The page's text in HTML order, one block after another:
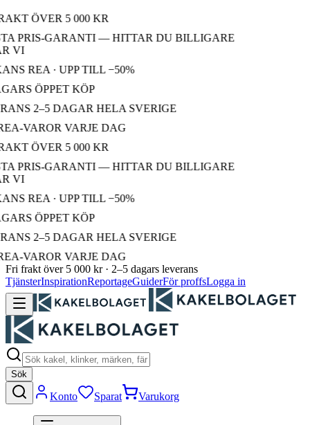
ÖVER 5 000 KR
PRIS-GARANTI — HITTAR DU BILLIGARE
VI
REA · UPP TILL −50%
ÖPPET KÖP
2–5 DAGAR HELA SVERIGE
VAROR VARJE DAG
ÖVER 5 000 KR
PRIS-GARANTI — HITTAR DU BILLIGARE
VI
REA · UPP TILL −50%
ÖPPET KÖP
2–5 DAGAR HELA SVERIGE
VAROR VARJE DAG
Fri frakt över 5 000 kr · 2–5 dagars leverans
TjänsterInspirationReportageGuiderFör proffsLogga in
Sök
Konto Sparat Varukorg